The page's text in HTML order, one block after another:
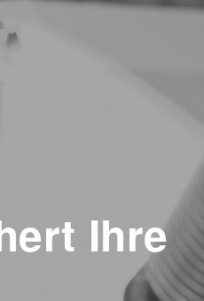
Ihre